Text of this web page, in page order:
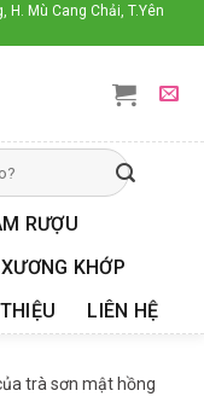
Mù Cang Chải, T.Yên
RƯỢU
XƯƠNG KHỚP
LIÊN HỆ
trà sơn mật hồng